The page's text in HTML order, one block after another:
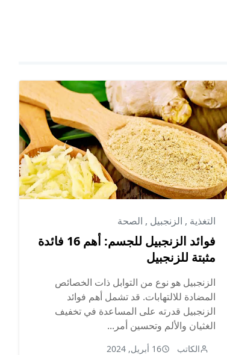
التغذية , الزنجبيل , الصحة
فوائد الزنجبيل للجسم: أهم 16 فائدة
مثبتة للزنجبيل
الزنجبيل هو نوع من التوابل ذات الخصائص
المضادة للالتهابات. قد تشمل أهم فوائد
الزنجبيل قدرته على المساعدة في تخفيف
الغثيان والألم وتحسين أمر...
الكاتب 16 أبريل, 2024